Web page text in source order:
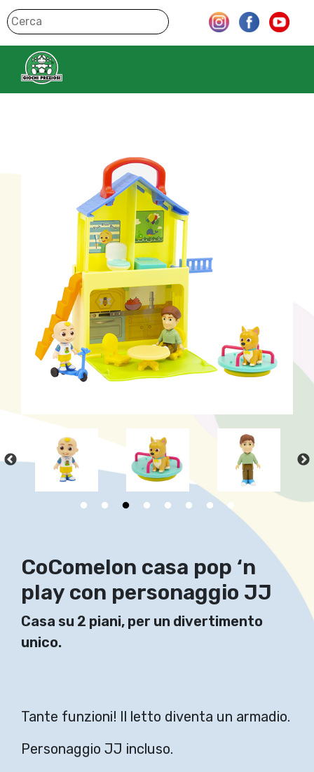
CoComelon casa pop ‘n
play con personaggio JJ
Casa su 2 piani, per un divertimento
unico.
Tante funzioni! Il letto diventa un armadio.
Personaggio JJ incluso.